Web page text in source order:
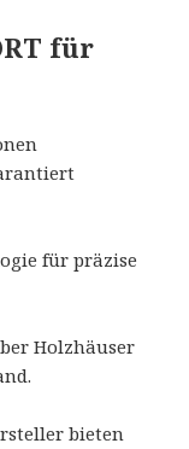
für
für präzise
Holzhäuser
bieten